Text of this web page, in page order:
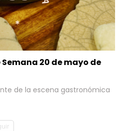
20 de mayo de
de la escena gastronómica